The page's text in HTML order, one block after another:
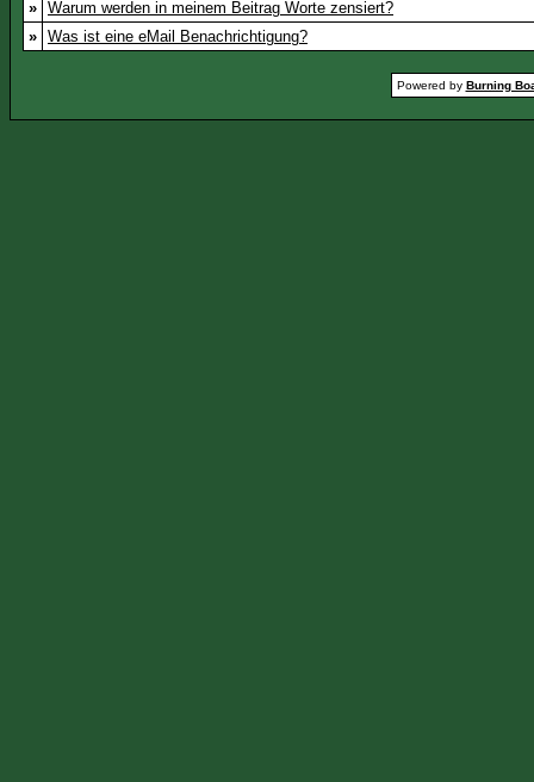
» Warum werden in meinem Beitrag Worte zensiert?
» Was ist eine eMail Benachrichtigung?
Powered by Burning